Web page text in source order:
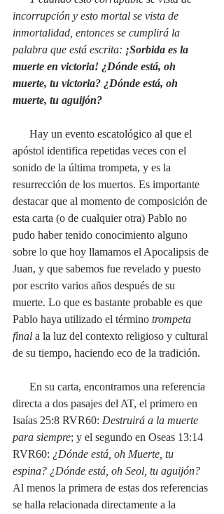
incorrupción y esto mortal se vista de
inmortalidad, entonces se cumplirá la
palabra que está escrita: ¡Sorbida es la
muerte en victoria! ¿Dónde está, oh
muerte, tu victoria? ¿Dónde está, oh
muerte, tu aguijón?
apóstol identifica repetidas veces con el
sonido de la última trompeta, y es la
resurrección de los muertos. Es importante
destacar que al momento de composición de
esta carta (o de cualquier otra) Pablo no
pudo haber tenido conocimiento alguno
sobre lo que hoy llamamos el Apocalipsis de
Juan, y que sabemos fue revelado y puesto
por escrito varios años después de su
muerte. Lo que es bastante probable es que
Pablo haya utilizado el término trompeta
final a la luz del contexto religioso y cultural
de su tiempo, haciendo eco de la tradición.
directa a dos pasajes del AT, el primero en
Isaías 25:8 RVR60: Destruirá a la muerte
para siempre; y el segundo en Oseas 13:14
RVR60: ¿Dónde está, oh Muerte, tu
espina? ¿Dónde está, oh Seol, tu aguijón?
Al menos la primera de estas dos referencias
se halla relacionada directamente a la